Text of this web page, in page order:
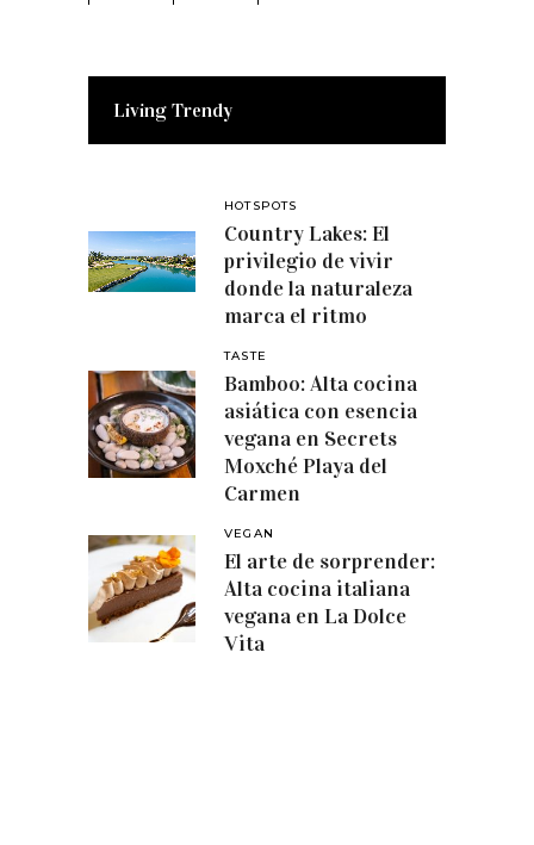
Living Trendy
HOTSPOTS
Country Lakes: El
privilegio de vivir
donde la naturaleza
marca el ritmo
TASTE
Bamboo: Alta cocina
asiática con esencia
vegana en Secrets
Moxché Playa del
Carmen
VEGAN
El arte de sorprender:
Alta cocina italiana
vegana en La Dolce
Vita